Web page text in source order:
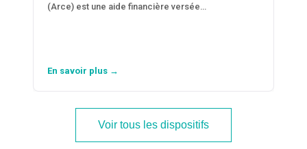
(Arce) est une aide financière versée…
En savoir plus →
Voir tous les dispositifs